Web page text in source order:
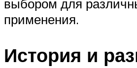
выбором для
применения.
История и